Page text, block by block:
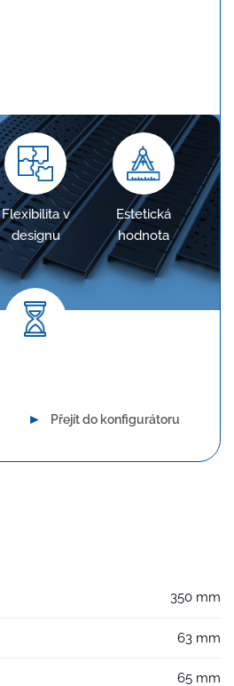
Flexibilita v
designu
Estetická
hodnota
► Přejít do konfigurátoru
350 mm
63 mm
65 mm